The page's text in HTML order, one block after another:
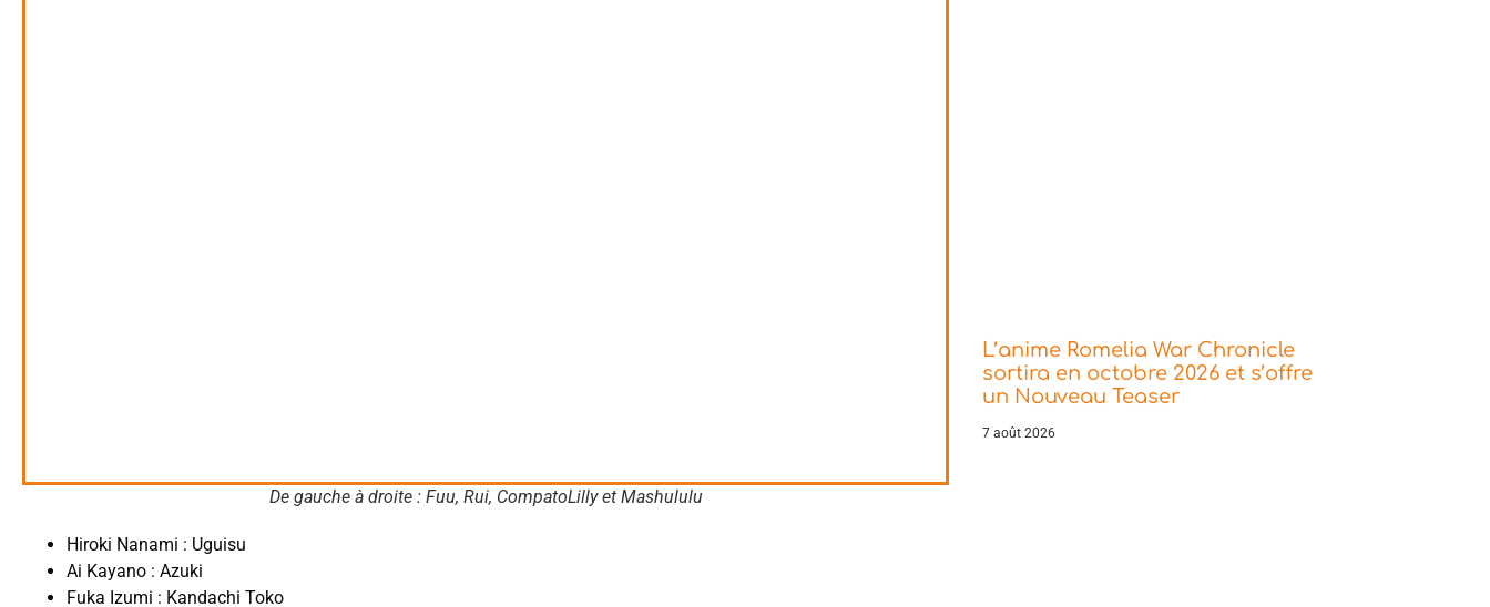
De gauche à droite : Fuu, Rui, CompatoLilly et Mashululu
Hiroki Nanami : Uguisu
Ai Kayano : Azuki
Fuka Izumi : Kandachi Toko
L’anime Romelia War Chronicle
sortira en octobre 2026 et s’offre
un Nouveau Teaser
7 août 2026